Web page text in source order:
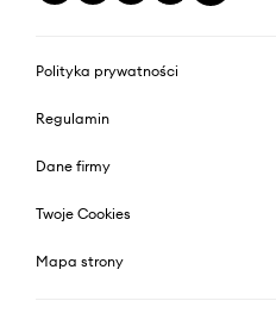
Polityka prywatności
Regulamin
Dane firmy
Twoje Cookies
Mapa strony